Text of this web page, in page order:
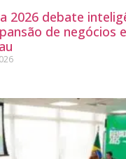
2026 debate
de negócios